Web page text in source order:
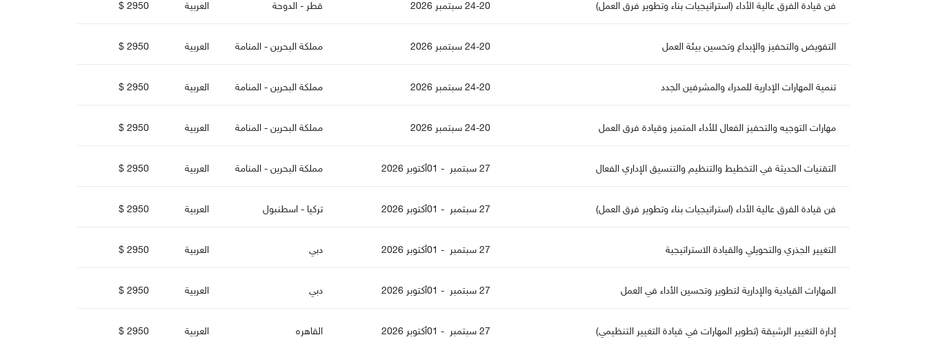
فن قيادة الفرق عالية الأداء (استراتيجيات بناء وتطوير فرق العمل) 24-20 سبتمبر 2026 قطر - الدوحة العربية 2950 $
التفويض والتحفيز والإبداع وتحسين بيئة الع 24-20 سبتمبر 2026 كة البحرين - المنامة العربية 2950 $
تنمية المهارات الإدارية للمدراء والمشرفين الجدد 24-20 سبتمبر 2026 كة البحرين - المنامة العربية 2950 $
هارات التوجيه والتحفيز الفعال للأداء المتميز وقيادة فرق الع 24-20 سبتمبر 2026 كة البحرين - المنامة العربية 2950 $
التقنيات الحديثة في التخطيط والتنظيم والتنسيق الإداري الفعا 27 سبتمبر - 01أكتوبر 2026 كة البحرين - المنامة العربية 2950 $
فن قيادة الفرق عالية الأداء (استراتيجيات بناء وتطوير فرق العمل) 27 سبتمبر - 01أكتوبر 2026 تركيا - اسطنبو العربية 2950 $
التغيير الجذري والتحويلي والقيادة الاستراتيجية 27 سبتمبر - 01أكتوبر 2026 دبي العربية 2950 $
المهارات القيادية والإدارية لتطوير وتحسين الأداء في الع 27 سبتمبر - 01أكتوبر 2026 دبي العربية 2950 $
إدارة التغيير الرشيقة (تطوير المهارات في قيادة التغيير التنظيمي) 27 سبتمبر - 01أكتوبر 2026 القاهره العربية 2950 $